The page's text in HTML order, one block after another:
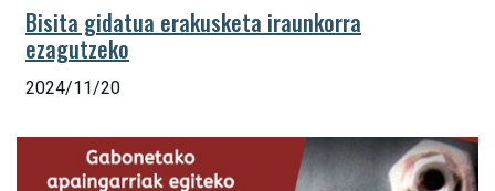
Bisita gidatua erakusketa iraunkorra
ezagutzeko
2024/11/20